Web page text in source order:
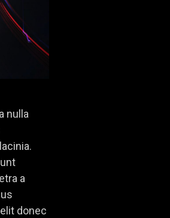
nulla
a
donec